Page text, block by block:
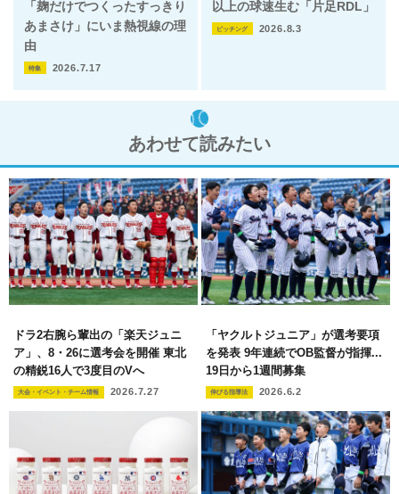
「麹だけでつくったすっきり
あまさけ」にいま熱視線の理
由
特集 2026.7.17
以上の球速生む「片足RDL」
ピッチング 2026.8.3
あわせて読みたい
ドラ2右腕ら輩出の「楽天ジュニ
ア」、8・26に選考会を開催 東北
の精鋭16人で3度目のVへ
大会・イベント・チーム情報 2026.7.27
「ヤクルトジュニア」が選考要項
を発表 9年連続でOB監督が指揮...
19日から1週間募集
伸びる指導法 2026.6.2